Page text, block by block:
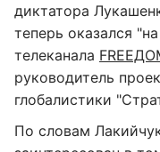
диктатора
теперь оказался
телеканала
руководитель
глобалистики
По словам